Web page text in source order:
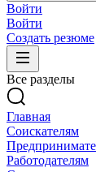
Войти
Войти
Создать резюме
Все разделы
Главная
Соискателям
Работодателям